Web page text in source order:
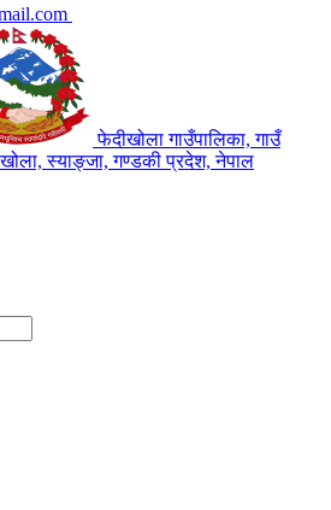
फेदीखोला गाउँपालिका, गाउँ
स्याङ्जा, गण्डकी प्रदेश, नेपाल